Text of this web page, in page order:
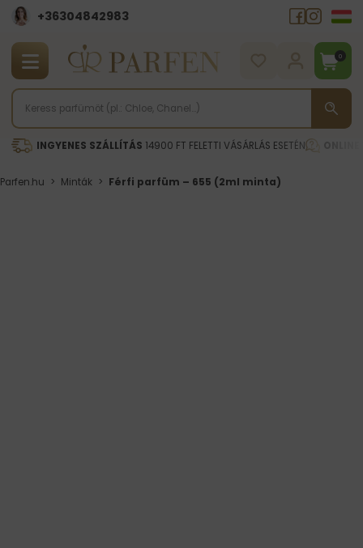
+36304842983
0
INGYENES SZÁLLÍTÁS 14900 FT FELETTI VÁSÁRLÁS ESETÉN
Parfen.hu > Minták > Férfi parfüm – 655 (2ml minta)